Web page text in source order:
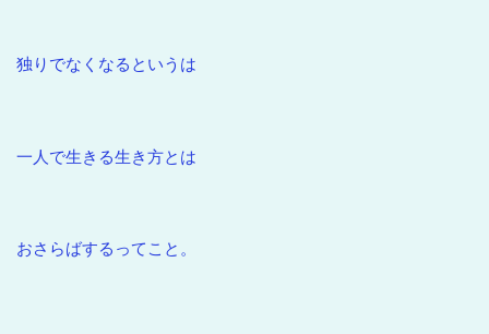
独りでなくなるというは
一人で生きる生き方とは
おさらばするってこと。